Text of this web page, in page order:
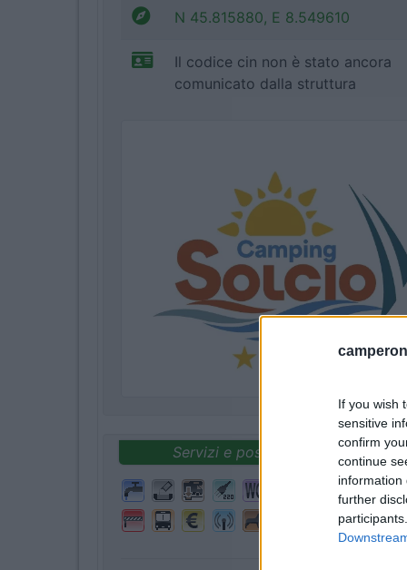
If you wish
sensitive
confirm
continue
information
further
N 45.815880, E 8.549610
Il codice cin non è stato ancora
comunicato dalla struttura
Servizi e posizione